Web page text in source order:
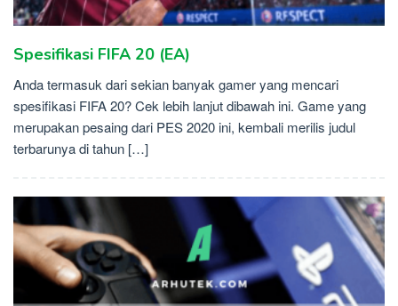
Spesifikasi FIFA 20 (EA)
Anda termasuk dari sekian banyak gamer yang mencari
spesifikasi FIFA 20? Cek lebih lanjut dibawah ini. Game yang
merupakan pesaing dari PES 2020 ini, kembali merilis judul
terbarunya di tahun […]